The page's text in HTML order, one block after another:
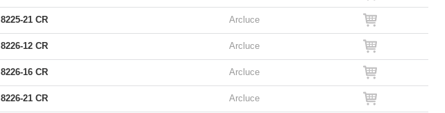
8225-21 CR Arcluce
8226-12 CR Arcluce
8226-16 CR Arcluce
8226-21 CR Arcluce